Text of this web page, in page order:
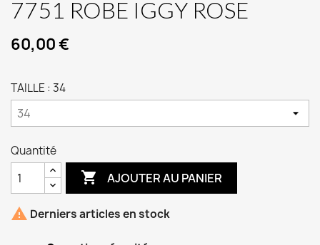
7751 ROBE IGGY ROSE
60,00 €
TAILLE : 34
Quantité
 AJOUTER AU PANIER
 Derniers articles en stock